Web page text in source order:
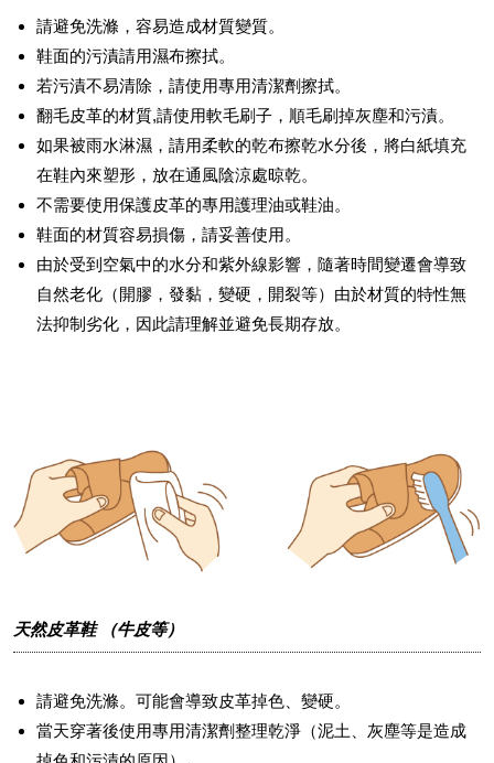
請避免洗滌，容易造成材質變質。
鞋面的污漬請用濕布擦拭。
若污漬不易清除，請使用專用清潔劑擦拭。
翻毛皮革的材質,請使用軟毛刷子，順毛刷掉灰塵和污漬。
如果被雨水淋濕，請用柔軟的乾布擦乾水分後，將白紙填充
在鞋內來塑形，放在通風陰涼處晾乾。
不需要使用保護皮革的專用護理油或鞋油。
鞋面的材質容易損傷，請妥善使用。
由於受到空氣中的水分和紫外線影響，隨著時間變遷會導致
自然老化（開膠，發黏，變硬，開裂等）由於材質的特性無
法抑制劣化，因此請理解並避免長期存放。
天然皮革鞋 （牛皮等）
請避免洗滌。可能會導致皮革掉色、變硬。
當天穿著後使用專用清潔劑整理乾淨（泥土、灰塵等是造成